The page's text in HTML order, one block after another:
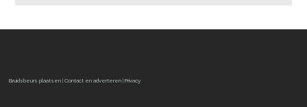
Bruidsbeurs plaatsen |Contact en adverteren |Privacy